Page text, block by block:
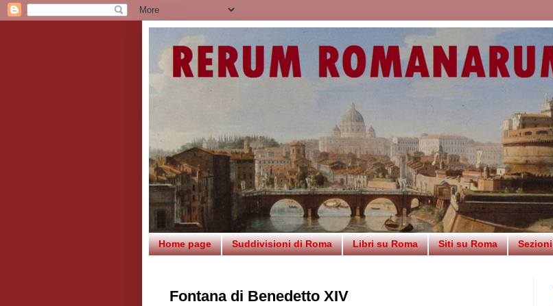
Home page Suddivisioni di Roma Libri su Roma Siti su Roma Sezioni
Fontana di Benedetto XIV